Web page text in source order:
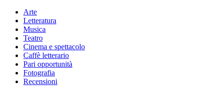
Arte
Letteratura
Musica
Teatro
Cinema e spettacolo
Caffè letterario
Pari opportunità
Fotografia
Recensioni